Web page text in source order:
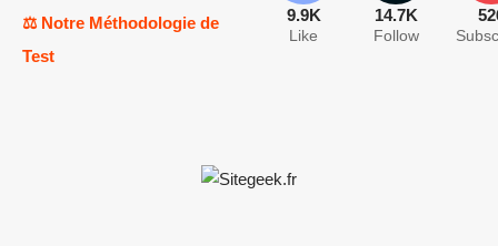
⚖️ Notre Méthodologie de
Test
9.9K
Like
14.7K
Follow